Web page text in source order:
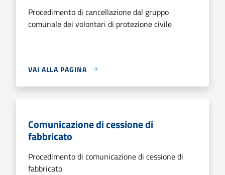
Procedimento di cancellazione dal gruppo
comunale dei volontari di protezione civile
VAI ALLA PAGINA
Comunicazione di cessione di
fabbricato
Procedimento di comunicazione di cessione di
fabbricato